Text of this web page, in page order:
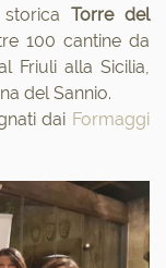
Torre del
100 cantine da
Friuli alla Sicilia,
del Sannio.
dai Formaggi